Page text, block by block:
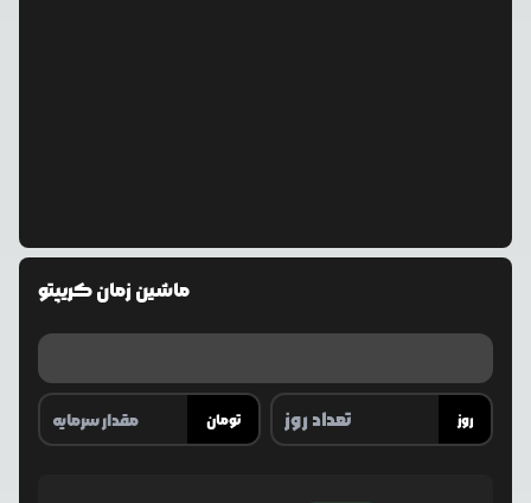
ماشین زمان کریپتو
تومان روز